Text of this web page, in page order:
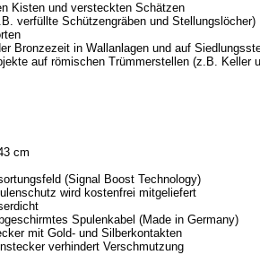
Kisten und versteckten Schätzen
verfüllte Schützengräben und Stellungslöcher)
Bronzezeit in Wallanlagen und auf
auf römischen Trümmerstellen (z.B. Keller
cm
(Signal Boost Technology)
wird kostenfrei mitgeliefert
Spulenkabel (Made in Germany)
mit Gold- und Silberkontakten
verhindert Verschmutzung